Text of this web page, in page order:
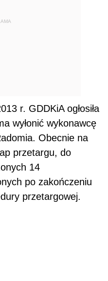
r. GDDKiA ogłosiła
wyłonić wykonawcę
Obecnie na
przetargu, do
14
po zakończeniu
przetargowej.